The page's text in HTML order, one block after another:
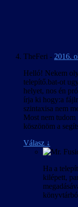
TheFeri - 2016.
Helló! Nekem
telepítő.bat-ot
helyet, nos én
írja ki hogy:a
szintaxisa nem
Most nem
köszönöm a
Válasz ↓
Ha a
kilépett,